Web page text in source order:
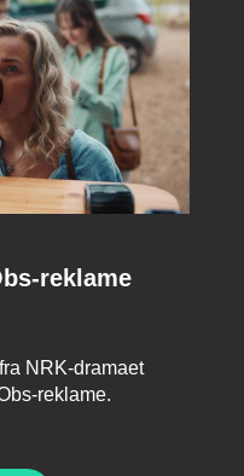
reklame
NRK-dramaet
reklame.